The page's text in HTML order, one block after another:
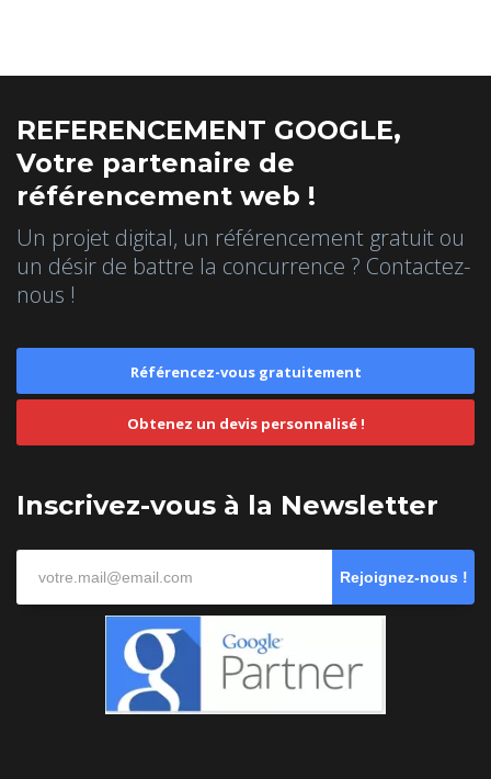
REFERENCEMENT GOOGLE,
Votre partenaire de
référencement web !
Un projet digital, un référencement gratuit ou
un désir de battre la concurrence ? Contactez-
nous !
Référencez-vous gratuitement
Obtenez un devis personnalisé !
Inscrivez-vous à la Newsletter
Rejoignez-nous !